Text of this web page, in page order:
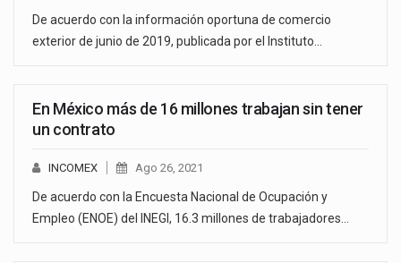
De acuerdo con la información oportuna de comercio
exterior de junio de 2019, publicada por el Instituto…
En México más de 16 millones trabajan sin tener
un contrato
INCOMEX Ago 26, 2021
De acuerdo con la Encuesta Nacional de Ocupación y
Empleo (ENOE) del INEGI, 16.3 millones de trabajadores…